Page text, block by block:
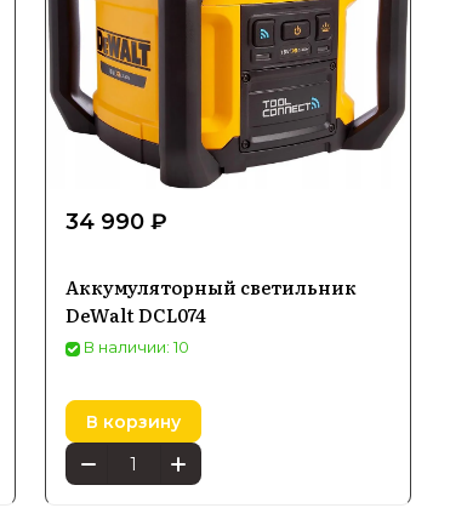
34 990 ₽
Аккумуляторный светильник
DeWalt DCL074
В наличии: 10
В корзину